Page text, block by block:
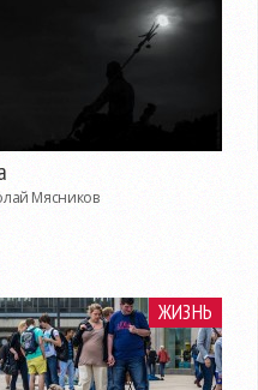
Мясников
ЖИЗНЬ